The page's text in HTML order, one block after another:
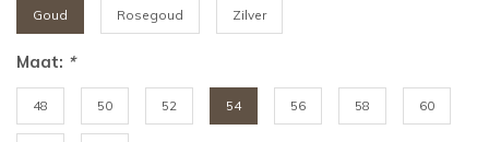
Goud Rosegoud Zilver
Maat: *
48 50 52 54 56 58 60